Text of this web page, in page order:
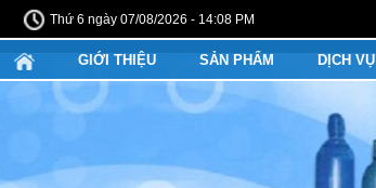
Thứ 6 ngày 07/08/2026 - 14:08 PM
GIỚI THIỆU SẢN PHẨM DỊCH VỤ